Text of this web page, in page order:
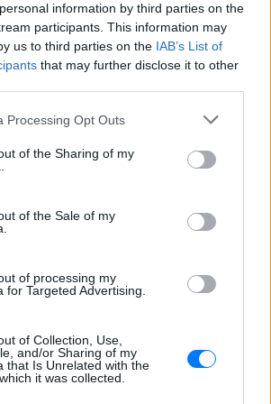
information by third parties on the
participants. This information may
us to third parties on the IAB’s List of
that may further disclose it to other
Processing Opt Outs
of the Sharing of my
of the Sale of my
of processing my
for Targeted Advertising.
of Collection, Use,
and/or Sharing of my
that Is Unrelated with the
it was collected.
ΚΑΤΗΓΟΡΙΑ
νεκρό παιδί ‑ Την απέσυραν από
ΣΉΜΕΡΑ
αναστάτωση σε ανήλικους
εξακολουθεί να σαρώνει στις
επαναλήψεις
Το τηλεοπτικό φαινόμενο που βλέπουμε
ξανά και ξανά εδώ και 35 χρόνια